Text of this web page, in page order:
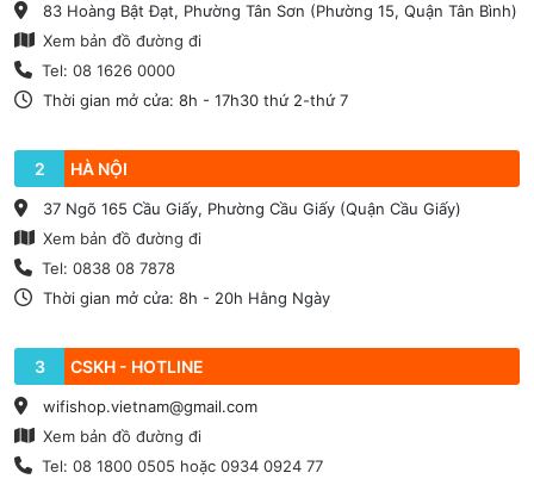
83 Hoàng Bật Đạt, Phường Tân Sơn (Phường 15, Quận Tân Bình)
Xem bản đồ đường đi
Tel: 08 1626 0000
Thời gian mở cửa: 8h - 17h30 thứ 2-thứ 7
2 HÀ NỘI
37 Ngõ 165 Cầu Giấy, Phường Cầu Giấy (Quận Cầu Giấy)
Xem bản đồ đường đi
Tel: 0838 08 7878
Thời gian mở cửa: 8h - 20h Hằng Ngày
3 CSKH - HOTLINE
wifishop.vietnam@gmail.com
Xem bản đồ đường đi
Tel: 08 1800 0505 hoặc 0934 0924 77